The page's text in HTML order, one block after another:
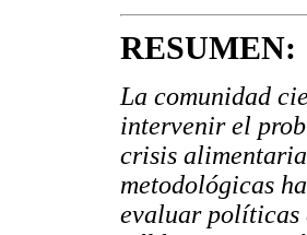
RESUMEN:
La comunidad
intervenir el
crisis
metodológicas
evaluar políticas